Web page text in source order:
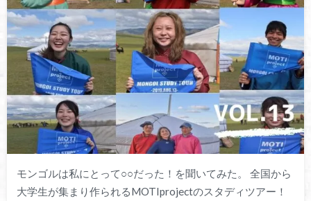
モンゴルは私にとって○○だった！を聞いてみた。 全国から
大学生が集まり作られるMOTIprojectのスタディツアー！